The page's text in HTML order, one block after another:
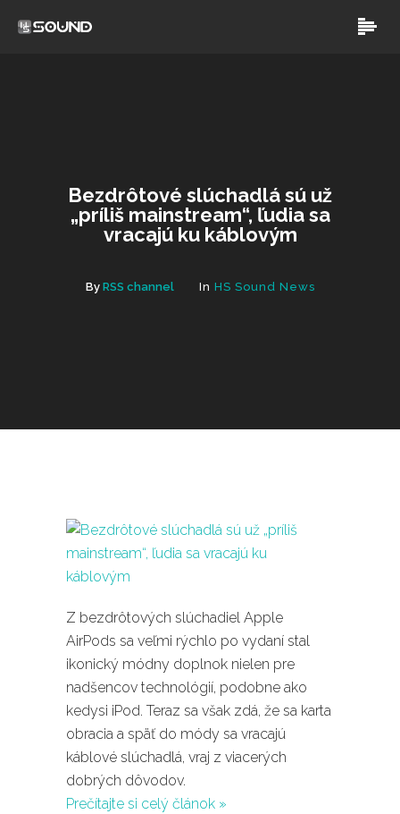
Bezdrôtové slúchadlá sú už
„príliš mainstream“, ľudia sa
vracajú ku káblovým
By RSS channel In HS Sound News
Z bezdrôtových slúchadiel Apple
AirPods sa veľmi rýchlo po vydaní stal
ikonický módny doplnok nielen pre
nadšencov technológií, podobne ako
kedysi iPod. Teraz sa však zdá, že sa karta
obracia a späť do módy sa vracajú
káblové slúchadlá, vraj z viacerých
dobrých dôvodov.
Prečítajte si celý článok »